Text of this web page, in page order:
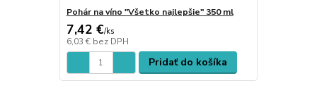
Pohár na víno "Všetko najlepšie" 350 ml
7,42 €/ks
6,03 € bez DPH
Pridať do košíka